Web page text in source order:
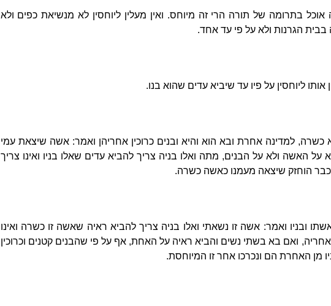
אוכל בתרומה של תורה הרי זה מיוחס. ואין מעלין ליוחסין לא מנשיאת כפים ולא
הגרנות ולא על פי עד אחד.
ליוחסין על פיו עד שיביא עדים שהוא בנו.
כשרה, למדינה אחרת ובא הוא והיא ובנים כרוכין אחריהן ואמר: אשה שיצאת עמי
על האשה ולא על הבנים, מתה ואלו בניה צריך להביא עדים שאלו בניו ואינו צריך
הוחזק שיצאה מעמנו כאשה כשרה.
ובניו ואמר: אשה זו נשאתי ואלו בניה צריך להביא ראיה שאשה זו כשרה ואינו
אחריה, ואם בא בשתי נשים והביא ראיה על האחת, אף על פי שהבנים קטנים וכרוכין
מן האחרת הם ונכרכו אחר זו המיוחסת.